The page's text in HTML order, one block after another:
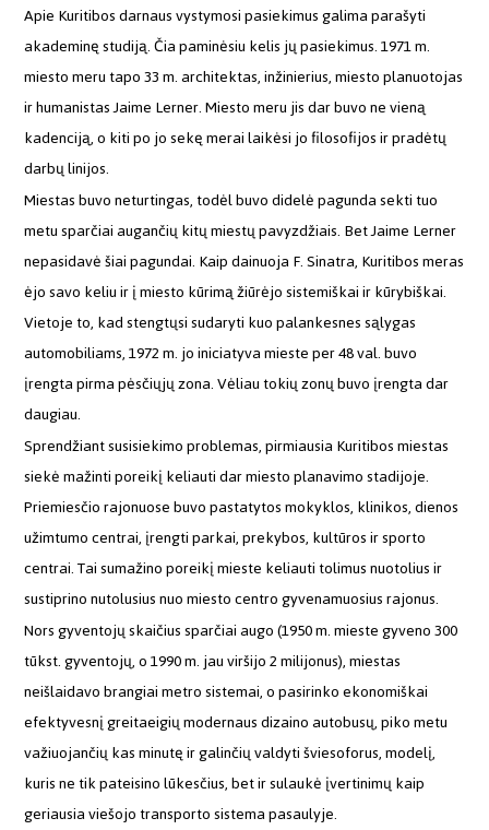
Apie Kuritibos darnaus vystymosi pasiekimus galima parašyti
akademinę studiją. Čia paminėsiu kelis jų pasiekimus. 1971 m.
miesto meru tapo 33 m. architektas, inžinierius, miesto planuotojas
ir humanistas Jaime Lerner. Miesto meru jis dar buvo ne vieną
kadenciją, o kiti po jo sekę merai laikėsi jo filosofijos ir pradėtų
darbų linijos.
Miestas buvo neturtingas, todėl buvo didelė pagunda sekti tuo
metu sparčiai augančių kitų miestų pavyzdžiais. Bet Jaime Lerner
nepasidavė šiai pagundai. Kaip dainuoja F. Sinatra, Kuritibos meras
ėjo savo keliu ir į miesto kūrimą žiūrėjo sistemiškai ir kūrybiškai.
Vietoje to, kad stengtųsi sudaryti kuo palankesnes sąlygas
automobiliams, 1972 m. jo iniciatyva mieste per 48 val. buvo
įrengta pirma pėsčiųjų zona. Vėliau tokių zonų buvo įrengta dar
daugiau.
Sprendžiant susisiekimo problemas, pirmiausia Kuritibos miestas
siekė mažinti poreikį keliauti dar miesto planavimo stadijoje.
Priemiesčio rajonuose buvo pastatytos mokyklos, klinikos, dienos
užimtumo centrai, įrengti parkai, prekybos, kultūros ir sporto
centrai. Tai sumažino poreikį mieste keliauti tolimus nuotolius ir
sustiprino nutolusius nuo miesto centro gyvenamuosius rajonus.
Nors gyventojų skaičius sparčiai augo (1950 m. mieste gyveno 300
tūkst. gyventojų, o 1990 m. jau viršijo 2 milijonus), miestas
neišlaidavo brangiai metro sistemai, o pasirinko ekonomiškai
efektyvesnį greitaeigių modernaus dizaino autobusų, piko metu
važiuojančių kas minutę ir galinčių valdyti šviesoforus, modelį,
kuris ne tik pateisino lūkesčius, bet ir sulaukė įvertinimų kaip
geriausia viešojo transporto sistema pasaulyje.